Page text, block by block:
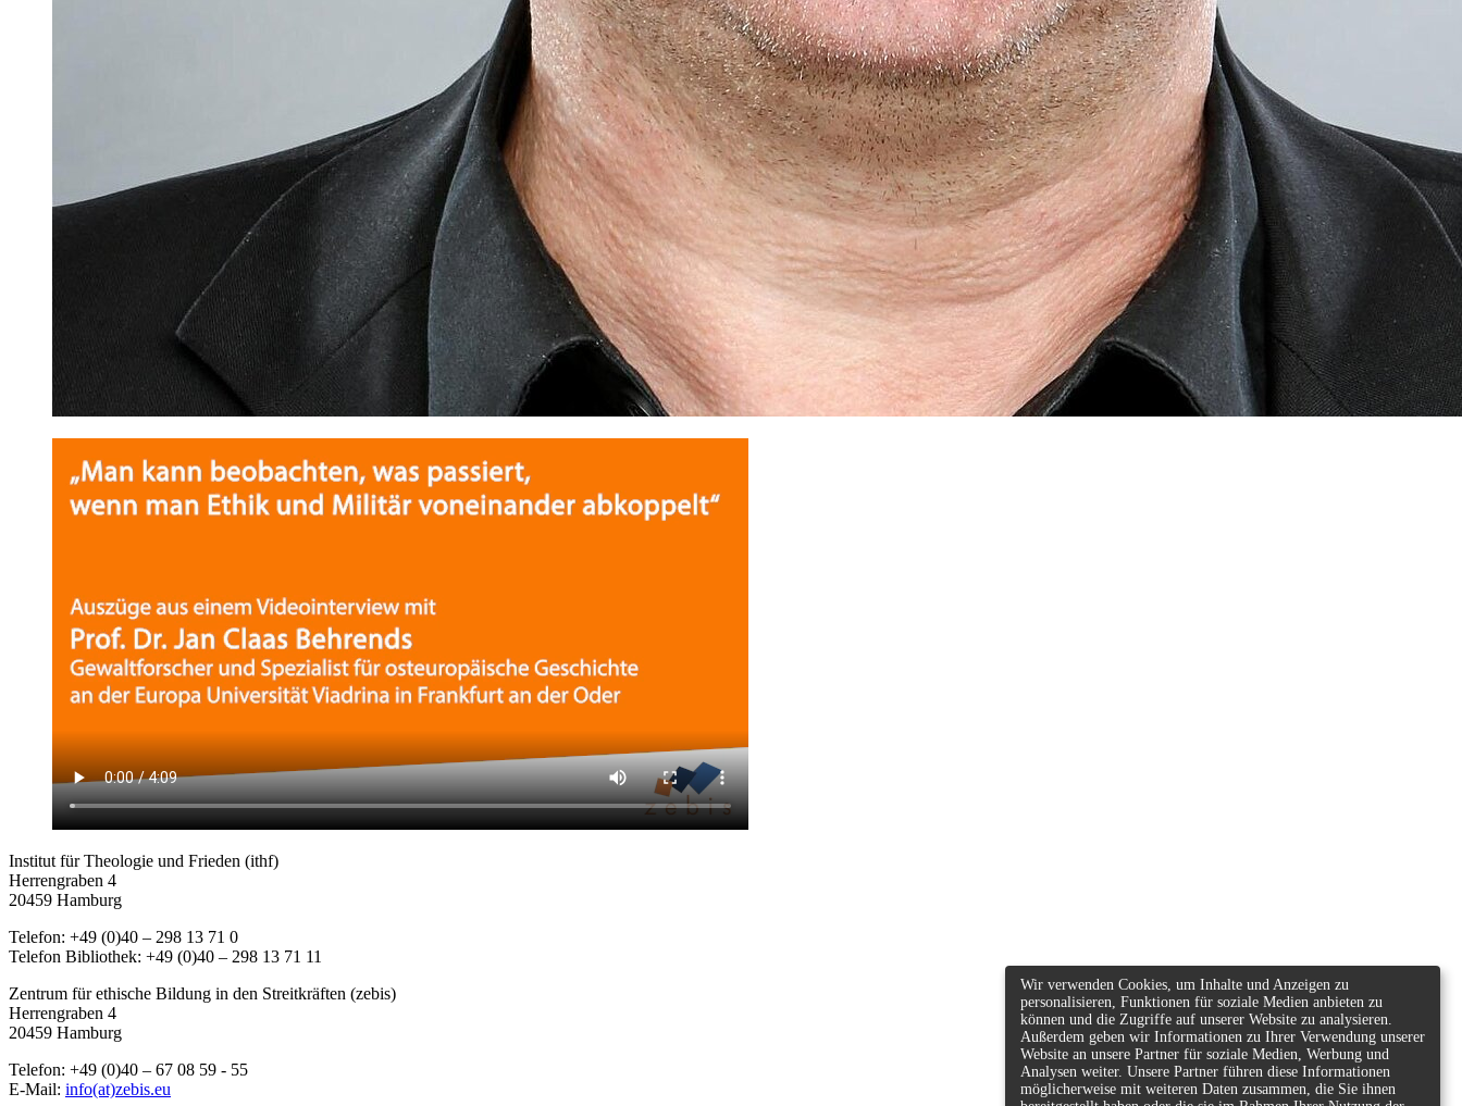
Institut für Theologie und Frieden (ithf)
Herrengraben 4
20459 Hamburg
Telefon: +49 (0)40 – 298 13 71 0
Telefon Bibliothek: +49 (0)40 – 298 13 71 11
Zentrum für ethische Bildung in den Streitkräften (zebis)
Herrengraben 4
20459 Hamburg
Telefon: +49 (0)40 – 67 08 59 - 55
E-Mail: info(at)zebis.eu
Wir verwenden Cookies, um Inhalte und Anzeigen zu
personalisieren, Funktionen für soziale Medien anbieten zu
können und die Zugriffe auf unserer Website zu analysieren.
Außerdem geben wir Informationen zu Ihrer Verwendung unserer
Website an unsere Partner für soziale Medien, Werbung und
Analysen weiter. Unsere Partner führen diese Informationen
möglicherweise mit weiteren Daten zusammen, die Sie ihnen